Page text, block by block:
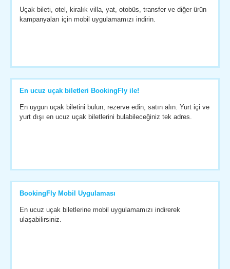
Uçak bileti, otel, kiralık villa, yat, otobüs, transfer ve diğer ürün
kampanyaları için mobil uygulamamızı indirin.
En ucuz uçak biletleri BookingFly ile!
En uygun uçak biletini bulun, rezerve edin, satın alın. Yurt içi ve
yurt dışı en ucuz uçak biletlerini bulabileceğiniz tek adres.
BookingFly Mobil Uygulaması
En ucuz uçak biletlerine mobil uygulamamızı indirerek
ulaşabilirsiniz.